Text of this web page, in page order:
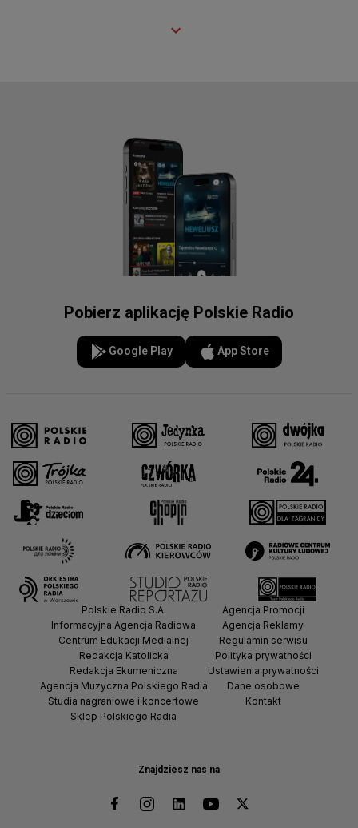
Pobierz aplikację Polskie Radio
Google Play App Store
Znajdziesz nas na
Polskie Radio S.A.
Informacyjna Agencja Radiowa
Centrum Edukacji Medialnej
Redakcja Katolicka
Redakcja Ekumeniczna
Agencja Muzyczna Polskiego Radia
Studia nagraniowe i koncertowe
Sklep Polskiego Radia
Agencja Promocji
Agencja Reklamy
Regulamin serwisu
Polityka prywatności
Ustawienia prywatności
Dane osobowe
Kontakt